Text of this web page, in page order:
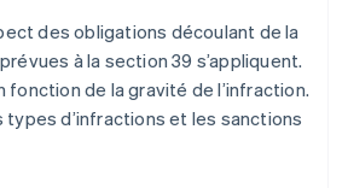
des obligations découlant de la
à la section 39 s’appliquent.
fonction de la gravité de l’infraction.
d’infractions et les sanctions